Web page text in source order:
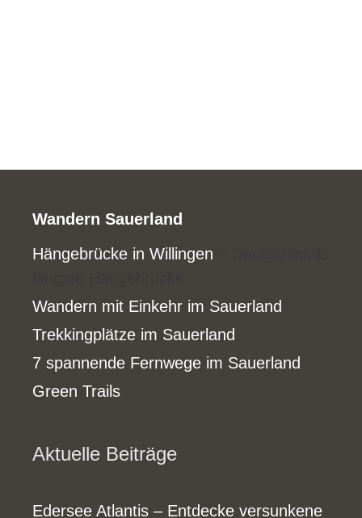
Wandern Sauerland
Hängebrücke in Willingen
Wandern mit Einkehr im Sauerland
Trekkingplätze im Sauerland
7 spannende Fernwege im Sauerland
Green Trails
Aktuelle Beiträge
Edersee Atlantis – Entdecke versunkene